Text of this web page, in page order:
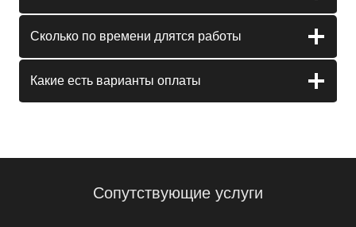
Сколько по времени длятся работы
Какие есть варианты оплаты
Сопутствующие услуги